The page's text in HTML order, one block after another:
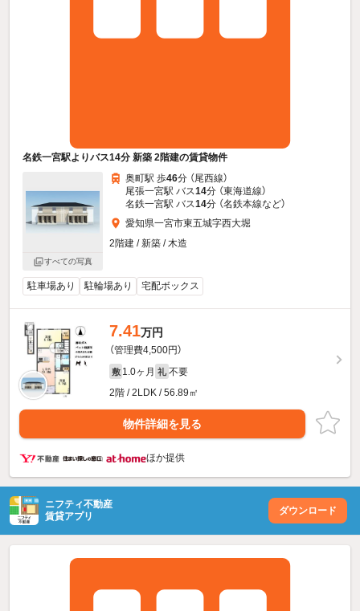
名鉄一宮駅よりバス14分 新築 2階建の賃貸物件
すべての写真
奥町駅 歩46分 （尾西線）
尾張一宮駅 バス14分 （東海道線）
名鉄一宮駅 バス14分 （名鉄本線など）
愛知県一宮市東五城字西大堀
2階建 / 新築 / 木造
駐車場あり 駐輪場あり 宅配ボックス
7.41万円
（管理費4,500円）
敷 1.0ヶ月 礼 不要
2階 / 2LDK / 56.89㎡
物件詳細を見る
ほか提供
ニフティ不動産
賃貸アプリ
ダウンロード